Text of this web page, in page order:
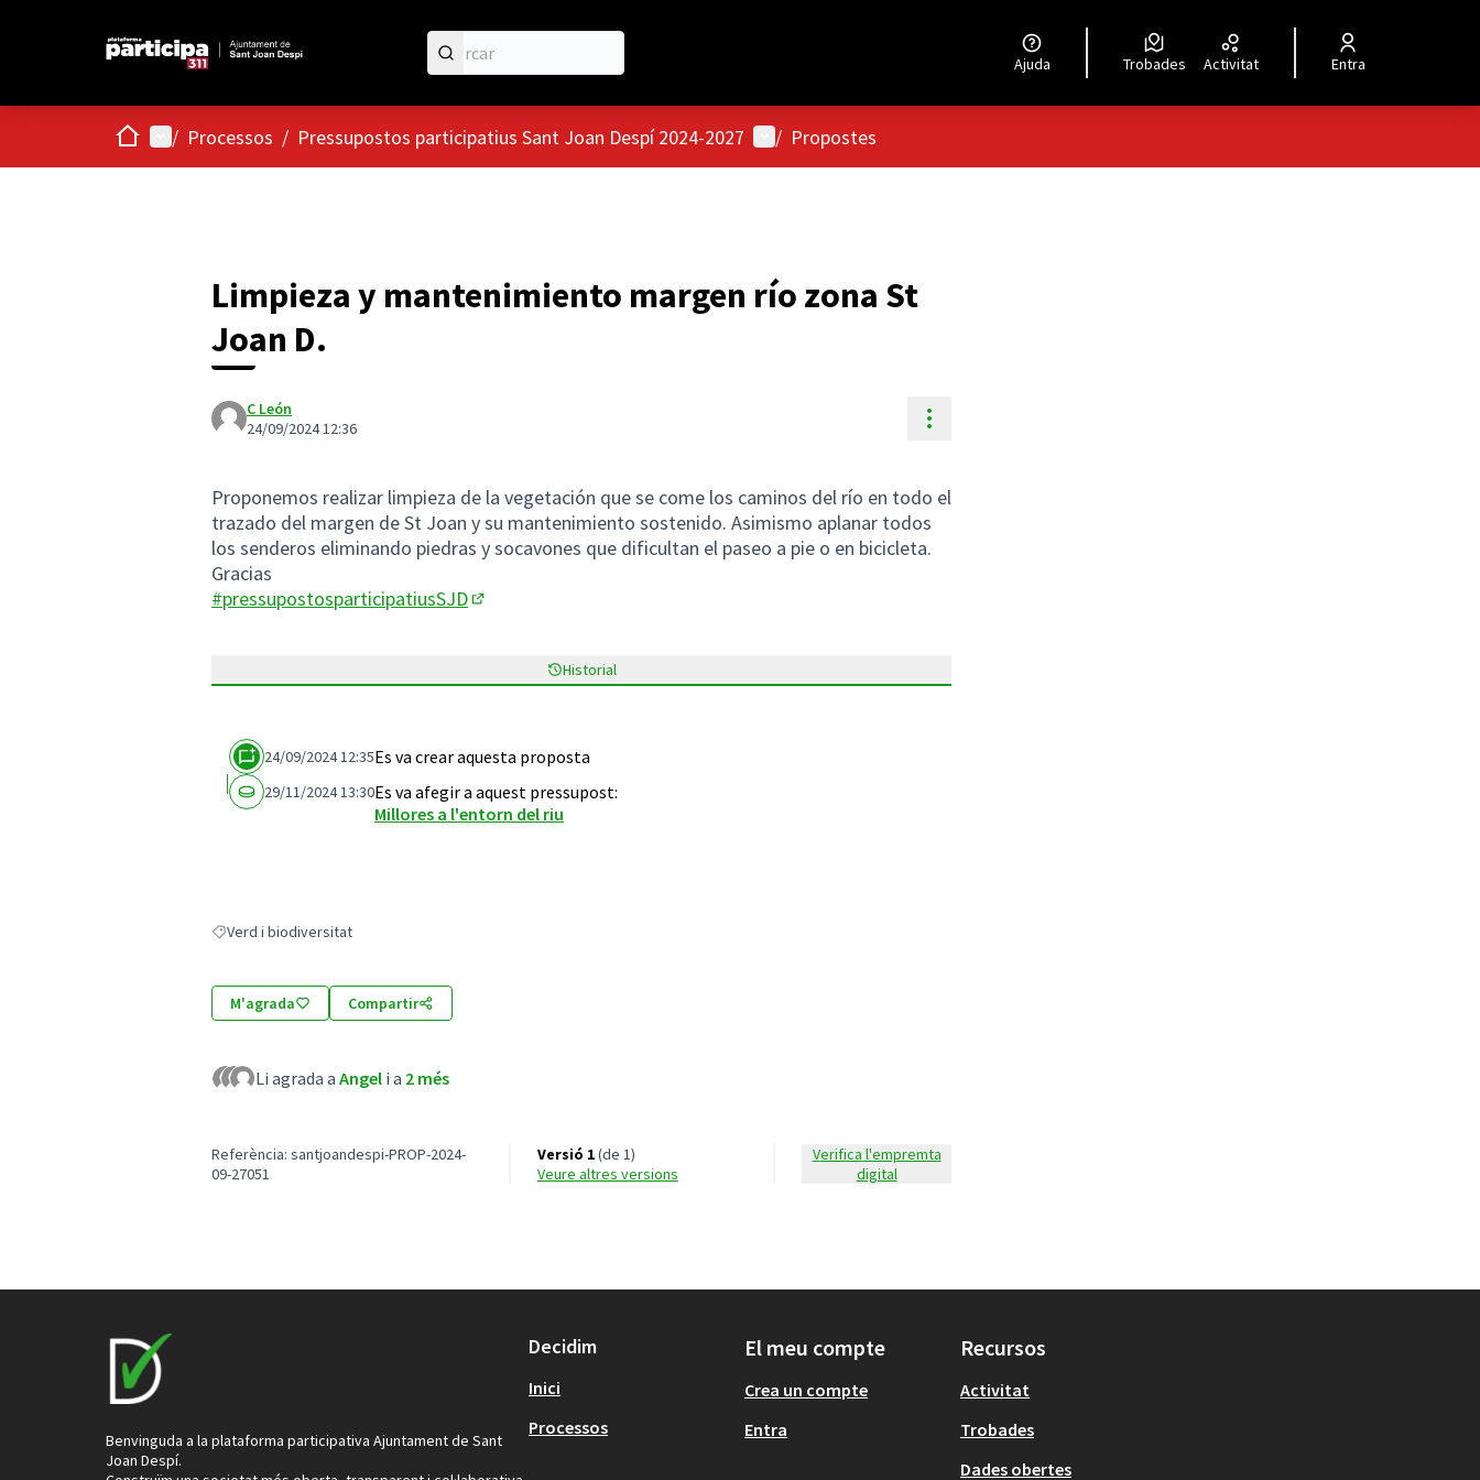
Ajuda Trobades Activitat Entra
Inici Menú principal
/ Processos / Pressupostos participatius Sant Joan Despí 2024-2027 Menú d'usuari
/ Propostes
Limpieza y mantenimiento margen río zona St
Joan D.
C León
24/09/2024 12:36
Controls de recursos
Proponemos realizar limpieza de la vegetación que se come los caminos del río en todo el
trazado del margen de St Joan y su mantenimiento sostenido. Asimismo aplanar todos
los senderos eliminando piedras y socavones que dificultan el paseo a pie o en bicicleta.
Gracias
#pressupostosparticipatiusSJD
Historial
24/09/2024 12:35Es va crear aquesta proposta
29/11/2024 13:30Es va afegir a aquest pressupost:
Millores a l'entorn del riu
Resultats en filtrar per: Verd i biodiversitat
Verd i biodiversitat
M'agrada Compartir
Li agrada a Angel i a 2 més
Referència: santjoandespi-PROP-2024-
09-27051
Versió 1(de 1)
veure altres versions
Verifica l'empremta
digital
Benvinguda a la plataforma participativa Ajuntament de Sant
Joan Despí.
Decidim
Inici
Processos
El meu compte
Crea un compte
Entra
Recursos
Activitat
Trobades
Dades obertes